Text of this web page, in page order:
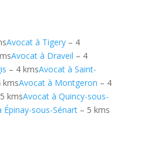
Avocat à Tigery– 4
Avocat à Draveil – 4
– 4 kmsAvocat à Saint-
kmsAvocat à Montgeron – 4
kmsAvocat à Quincy-sous-
Épinay-sous-Sénart– 5 kms